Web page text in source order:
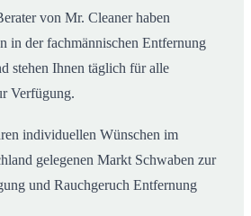
von Mr. Cleaner haben
in der fachmännischen Entfernung
stehen Ihnen täglich für alle
Verfügung.
individuellen Wünschen im
gelegenen Markt Schwaben zur
und Rauchgeruch Entfernung